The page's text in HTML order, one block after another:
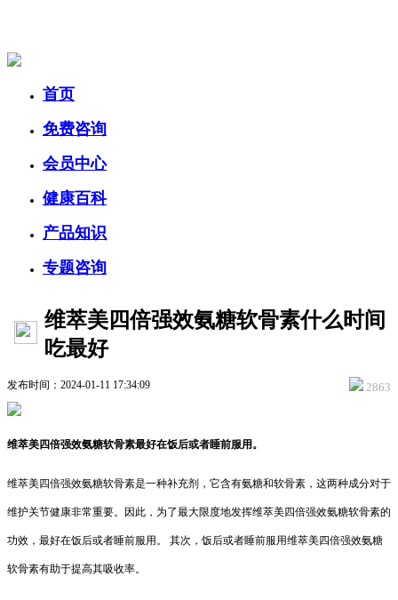
首页
免费咨询
会员中心
健康百科
产品知识
专题咨询
维萃美四倍强效氨糖软骨素什么时间
吃最好
发布时间：2024-01-11 17:34:09 2863
维萃美四倍强效氨糖软骨素最好在饭后或者睡前服用。
维萃美四倍强效氨糖软骨素是一种补充剂，它含有氨糖和软骨素，这两种成分对于
维护关节健康非常重要。因此，为了最大限度地发挥维萃美四倍强效氨糖软骨素的
功效，最好在饭后或者睡前服用。 其次，饭后或者睡前服用维萃美四倍强效氨糖
软骨素有助于提高其吸收率。